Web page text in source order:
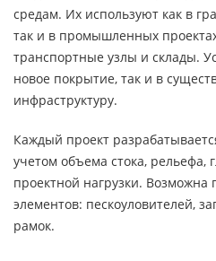
средам. Их используют как в
так и в промышленных
транспортные узлы и склады.
новое покрытие, так и в
инфраструктуру.
Каждый проект
учетом объема стока, рельефа,
проектной нагрузки. Возможна
элементов: пескоуловителей,
рамок.